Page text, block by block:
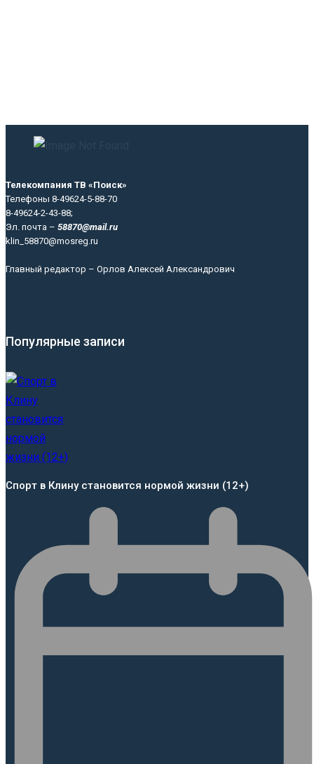
Телекомпания ТВ «Поиск»
Телефоны 8-49624-5-88-70
8-49624-2-43-88;
Эл. почта – 58870@mail.ru
klin_58870@mosreg.ru
Главный редактор – Орлов Алексей Александрович
Популярные записи
Спорт в Клину становится нормой жизни (12+)